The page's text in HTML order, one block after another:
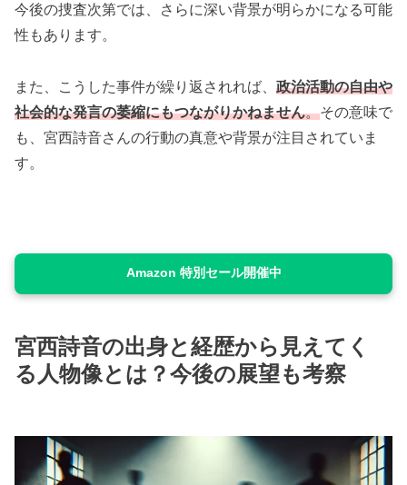
今後の捜査次第では、さらに深い背景が明らかになる可能
性もあります。
また、こうした事件が繰り返されれば、 政治活動の自由や
社会的な発言の萎縮にもつながりかねません。その意味で
も、宮西詩音さんの行動の真意や背景が注目されていま
す。
Amazon 特別セール開催中
宮西詩音の出身と経歴から見えてく
る人物像とは？今後の展望も考察